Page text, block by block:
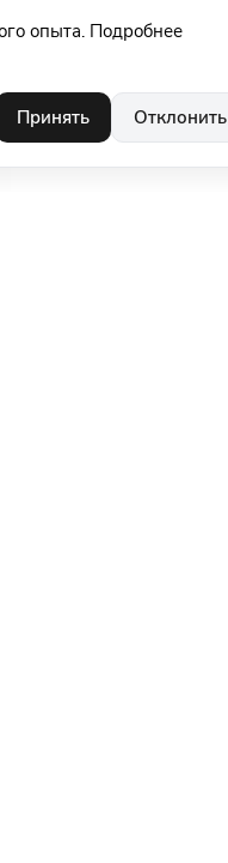
опыта. Подробнее
Принять Отклонить